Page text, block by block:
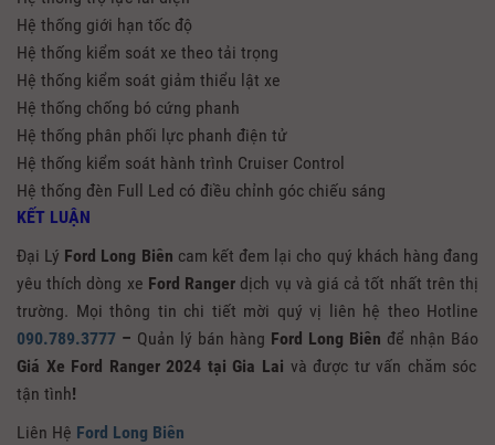
Hệ thống giới hạn tốc độ
Hệ thống kiểm soát xe theo tải trọng
Hệ thống kiểm soát giảm thiểu lật xe
Hệ thống chống bó cứng phanh
Hệ thống phân phối lực phanh điện tử
Hệ thống kiểm soát hành trình Cruiser Control
Hệ thống đèn Full Led có điều chỉnh góc chiếu sáng
KẾT LUẬN
Đại Lý Ford Long Biên cam kết đem lại cho quý khách hàng đang
yêu thích dòng xe Ford Ranger dịch vụ và giá cả tốt nhất trên thị
trường. Mọi thông tin chi tiết mời quý vị liên hệ theo Hotline
090.789.3777 – Quản lý bán hàng Ford Long Biên để nhận Báo
Giá Xe Ford Ranger 2024 tại Gia Lai và được tư vấn chăm sóc
tận tình!
Liên Hệ Ford Long Biên